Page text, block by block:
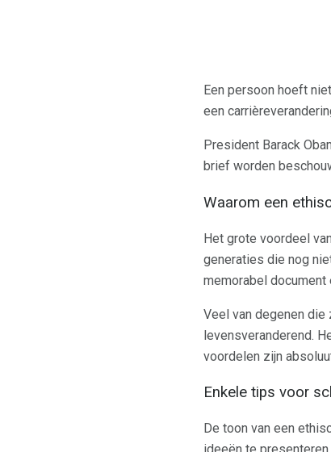
Een persoon hoeft
een
President Barack
brief worden
Waarom een
Het grote voordeel
generaties die nog
memorabel document
Veel van degenen
levensveranderend.
voordelen zijn
Enkele tips voor
De toon van een